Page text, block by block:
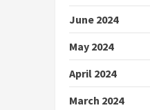
June 2024
May 2024
April 2024
March 2024